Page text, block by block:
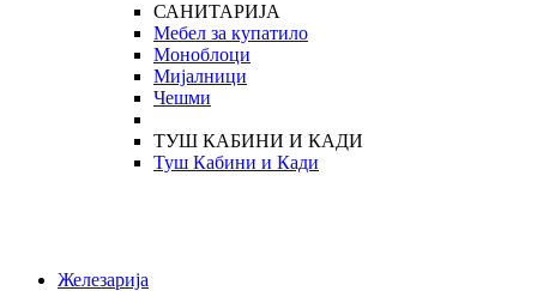
САНИТАРИЈА
Мебел за купатило
Моноблоци
Мијалници
Чешми
ТУШ КАБИНИ И КАДИ
Туш Кабини и Кади
Железарија